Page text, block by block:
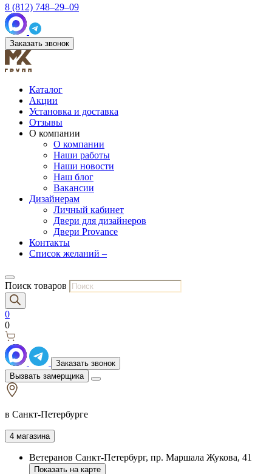
8 (812) 748–29–09
Заказать звонок
Каталог
Акции
Установка и доставка
Отзывы
О компании
О компании
Наши работы
Наши новости
Наш блог
Вакансии
Дизайнерам
Личный кабинет
Двери для дизайнеров
Двери Provance
Контакты
Список желаний –
Поиск товаров
0
0
Заказать звонок
Вызвать замерщика
в Санкт-Петербурге
4 магазина
Ветеранов Санкт-Петербург, пр. Маршала Жукова, 41
Показать на карте